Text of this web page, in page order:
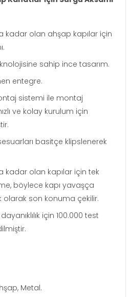
kadar olan ahşap kapılar için
sahip ince tasarım.
entegre.
sistemi ile montaj
ve kolay kurulum için
basitçe klipslenerek
kadar olan kapılar için tek
böylece kapı yavaşça
son konuma çekilir.
için 100.000 test
Metal.